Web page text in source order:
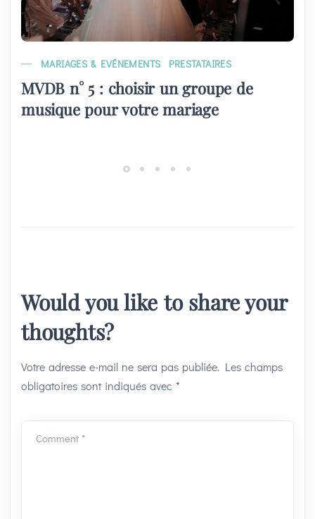
MARIAGES & EVÉNEMENTS PRESTATAIRES
MVDB n° 5 : choisir un groupe de
musique pour votre mariage
Would you like to share your
thoughts?
Votre adresse e-mail ne sera pas publiée. Les champs
obligatoires sont indiqués avec *
Comment *